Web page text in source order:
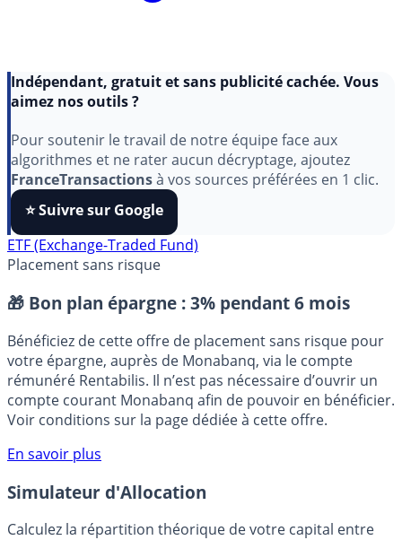
aimez nos outils ?
Pour soutenir le travail de notre équipe face aux
algorithmes et ne rater aucun décryptage, ajoutez
FranceTransactionsà vos sources préférées en 1 clic.
⭐️ Suivre sur Google
Placement sans risque
🎁 Bon plan épargne : 3% pendant 6 mois
Bénéficiez de cette offre de placement sans risque pour
votre épargne, auprès de Monabanq, via le compte
rémunéré Rentabilis. Il n’est pas nécessaire d’ouvrir un
Voir conditions sur la page dédiée à cette offre.
En savoir plus
Simulateur d'Allocation